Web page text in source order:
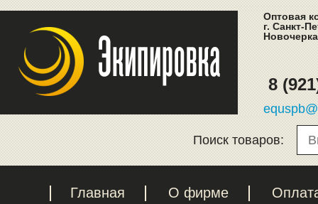
Оптовая
г. Санкт-
8
Поиск товаров:
Главная О фирме